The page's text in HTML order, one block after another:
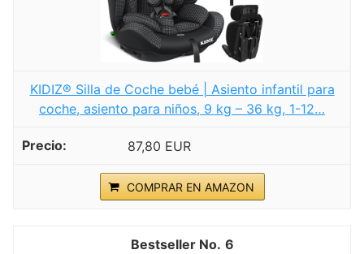
KIDIZ® Silla de Coche bebé | Asiento infantil para
coche, asiento para niños, 9 kg – 36 kg, 1-12…
87,80 EUR
COMPRAR EN AMAZON
6